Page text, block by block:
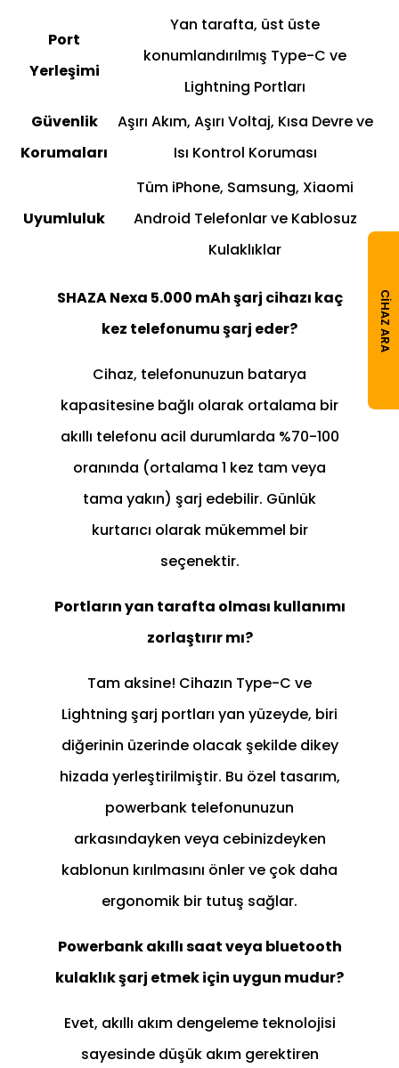
Port
Yerleşimi
Yan tarafta, üst üste
konumlandırılmış Type-C ve
Lightning Portları
Güvenlik
Korumaları
Aşırı Akım, Aşırı Voltaj, Kısa Devre ve
Isı Kontrol Koruması
Uyumluluk
Tüm iPhone, Samsung, Xiaomi
Android Telefonlar ve Kablosuz
Kulaklıklar
SHAZA Nexa 5.000 mAh şarj cihazı kaç
kez telefonumu şarj eder?
Cihaz, telefonunuzun batarya
kapasitesine bağlı olarak ortalama bir
akıllı telefonu acil durumlarda %70-100
oranında (ortalama 1 kez tam veya
tama yakın) şarj edebilir. Günlük
kurtarıcı olarak mükemmel bir
seçenektir.
Portların yan tarafta olması kullanımı
zorlaştırır mı?
Tam aksine! Cihazın Type-C ve
Lightning şarj portları yan yüzeyde, biri
diğerinin üzerinde olacak şekilde dikey
hizada yerleştirilmiştir. Bu özel tasarım,
powerbank telefonunuzun
arkasındayken veya cebinizdeyken
kablonun kırılmasını önler ve çok daha
ergonomik bir tutuş sağlar.
Powerbank akıllı saat veya bluetooth
kulaklık şarj etmek için uygun mudur?
Evet, akıllı akım dengeleme teknolojisi
sayesinde düşük akım gerektiren
CIHAZ ARA